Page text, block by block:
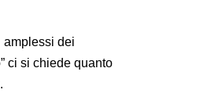
amplessi dei
ci si chiede quanto